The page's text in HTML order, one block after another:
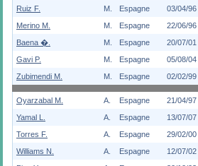
Ruiz F.
M. Espagne 03/04/96
Merino M.
M. Espagne 22/06/96
Baena �.
M. Espagne 20/07/01
Gavi P.
M. Espagne 05/08/04
Zubimendi M.
M. Espagne 02/02/99
Oyarzabal M. A. Espagne 21/04/97
Yamal L.
A. Espagne 13/07/07
Torres F.
A. Espagne 29/02/00
Williams N.
A. Espagne 12/07/02